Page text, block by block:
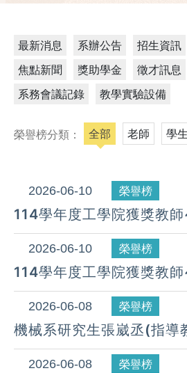
最新消息 系辦公告 招生資訊
焦點新聞
獎助學金 徵才訊息
系務會議記錄
教學實驗設備
榮譽榜分類： 全部 老師 學生
2026-06-10 榮譽榜
114學年度工學院獲獎教
優良獎 獲獎名單
2026-06-10 榮譽榜
114學年度工學院獲獎教
名單
2026-06-08 榮譽榜
機械系研究生張崴丞(指導
師)參加2026科技論文競
應用科技（碩博士組）佳
2026-06-08 榮譽榜